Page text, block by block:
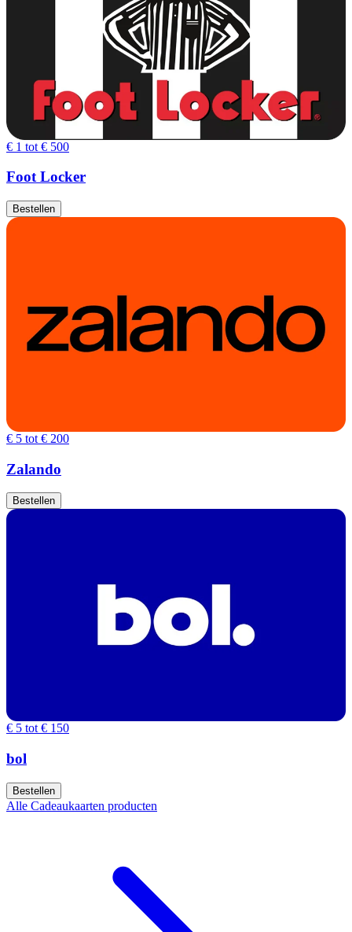
€ 1 tot € 500
Foot Locker
Bestellen
€ 5 tot € 200
Zalando
Bestellen
€ 5 tot € 150
bol
Bestellen
Alle Cadeaukaarten producten